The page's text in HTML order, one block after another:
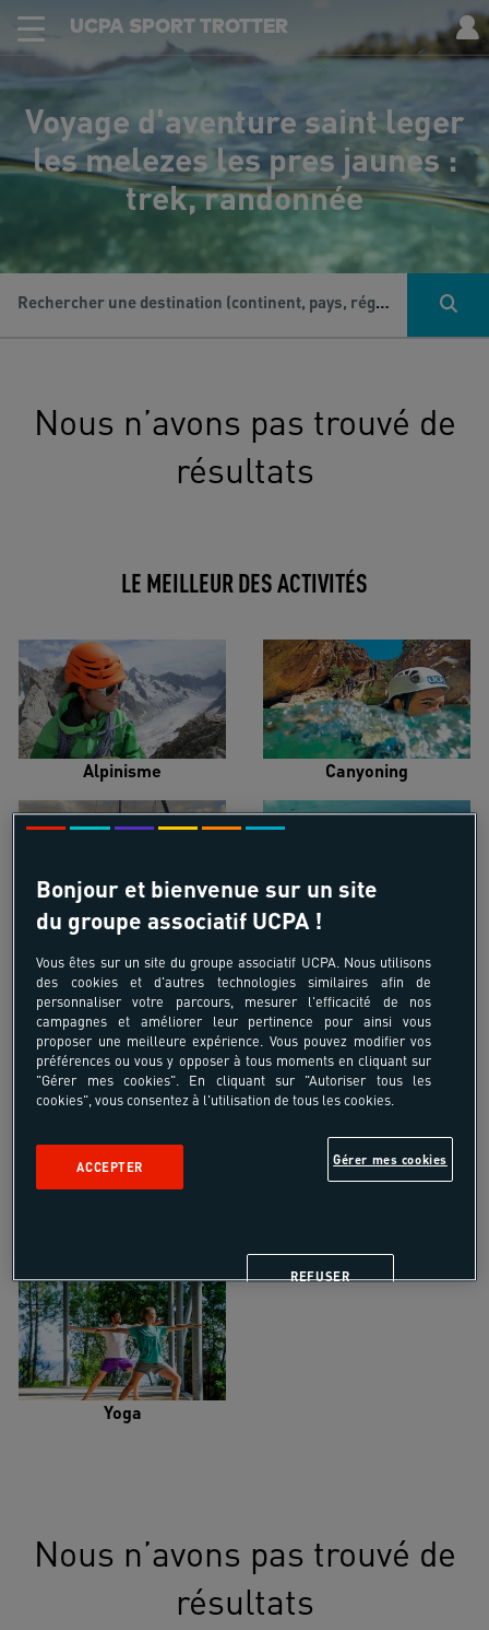
UCPA SPORT TROTTER
Voyage d'aventure saint leger
les melezes les pres jaunes :
trek, randonnée
Rechercher une destination (continent, pays, région...), une activité...
Nous n’avons pas trouvé de
résultats
LE MEILLEUR DES ACTIVITÉS
Alpinisme Canyoning
Croisière voilier Kayak de mer
Trail Trek-Randonnée pédestre
Vélo de randonnée
Yoga
Nous n’avons pas trouvé de
résultats
Bonjour et bienvenue sur un site
du groupe associatif UCPA !
Vous êtes sur un site du groupe associatif UCPA. Nous utilisons
des cookies et d'autres technologies similaires afin de
personnaliser votre parcours, mesurer l'efficacité de nos
campagnes et améliorer leur pertinence pour ainsi vous
proposer une meilleure expérience. Vous pouvez modifier vos
préférences ou vous y opposer à tous moments en cliquant sur
"Gérer mes cookies". En cliquant sur "Autoriser tous les
cookies", vous consentez à l'utilisation de tous les cookies.
Gérer mes cookies
REFUSER
ACCEPTER